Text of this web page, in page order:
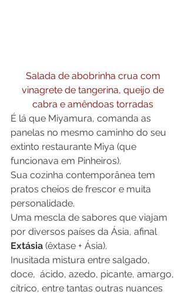
Salada de abobrinha crua com
vinagrete de tangerina, queijo de
cabra e amêndoas torradas
É lá que Miyamura, comanda as
panelas no mesmo caminho do seu
extinto restaurante Miya (que
funcionava em Pinheiros).
Sua cozinha contemporânea tem
pratos cheios de frescor e muita
personalidade.
Uma mescla de sabores que viajam
por diversos países da Ásia, afinal
Extásia (êxtase + Ásia).
Inusitada mistura entre salgado,
doce,  ácido, azedo, picante, amargo,
cítrico, entre tantas outras nuances